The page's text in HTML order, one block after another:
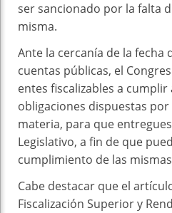
ser sancionado por la falta
misma.
Ante la cercanía de la fecha
cuentas públicas, el
entes fiscalizables a
obligaciones dispuestas
materia, para que
Legislativo, a fin de que
cumplimiento de las
Cabe destacar que el
Fiscalización Superior y